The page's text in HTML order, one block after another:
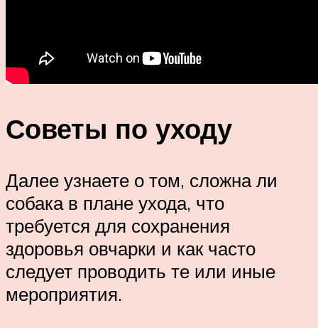
Советы по уходу
Далее узнаете о том, сложна ли
собака в плане ухода, что
требуется для сохранения
здоровья овчарки и как часто
следует проводить те или иные
мероприятия.